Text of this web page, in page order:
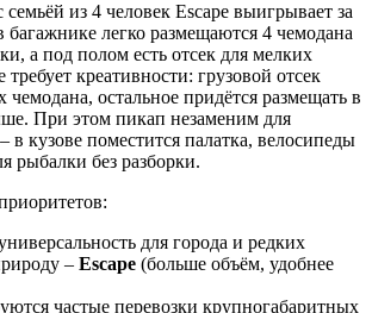
из 4 человек Escape выигрывает за
багажнике легко размещаются 4 чемодана
а под полом есть отсек для мелких
креативности: грузовой отсек
остальное придётся размещать в
При этом пикап незаменим для
в кузове поместится палатка, велосипеды
рыбалки без разборки.
для города и редких
– Escape (больше объём, удобнее
частые перевозки крупногабаритных